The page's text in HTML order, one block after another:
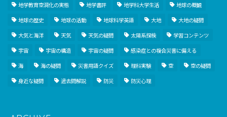
地学教育空洞化の実態
地学書評 地学科大学生活
地球の概観
地球の歴史
地球の活動 地球科学英語 大地
大地の疑問
大気と海洋
天気 天気の疑問 太陽系探検
学習コンテンツ
宇宙
宇宙の構造 宇宙の疑問
感染症との複合災害に備える
海
海の疑問 災害用語クイズ 理科実験 空
空の疑問
身近な疑問
過去問解説 防災 防災心理